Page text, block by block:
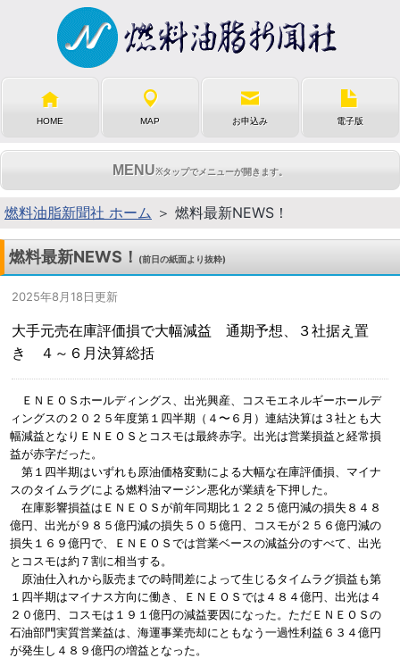
HOME MAP お申込み 電子版
MENU※タップでメニューが開きます。
燃料油脂新聞社 ホーム ＞ 燃料最新NEWS！
燃料最新NEWS！ (前日の紙面より抜粋)
2025年8月18日更新
大手元売在庫評価損で大幅減益 通期予想、３社据え置
き ４～６月決算総括
ＥＮＥＯＳホールディングス、出光興産、コスモエネルギーホールデ
ィングスの２０２５年度第１四半期（４〜６月）連結決算は３社とも大
幅減益となりＥＮＥＯＳとコスモは最終赤字。出光は営業損益と経常損
益が赤字だった。
第１四半期はいずれも原油価格変動による大幅な在庫評価損、マイナ
スのタイムラグによる燃料油マージン悪化が業績を下押した。
在庫影響損益はＥＮＥＯＳが前年同期比１２２５億円減の損失８４８
億円、出光が９８５億円減の損失５０５億円、コスモが２５６億円減の
損失１６９億円で、ＥＮＥＯＳでは営業ベースの減益分のすべて、出光
とコスモは約７割に相当する。
原油仕入れから販売までの時間差によって生じるタイムラグ損益も第
１四半期はマイナス方向に働き、ＥＮＥＯＳでは４８４億円、出光は４
２０億円、コスモは１９１億円の減益要因になった。ただＥＮＥＯＳの
石油部門実質営業益は、海運事業売却にともなう一過性利益６３４億円
が発生し４８９億円の増益となった。